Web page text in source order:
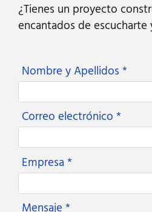
¿Tienes un proyecto
encantados de escucharte
Nombre y Apellidos *
Correo electrónico *
Empresa *